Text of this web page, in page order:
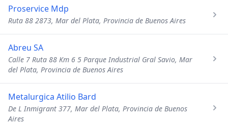
Proservice Mdp
Ruta 88 2873, Mar del Plata, Provincia de Buenos Aires
Abreu SA
Calle 7 Ruta 88 Km 6 5 Parque Industrial Gral Savio, Mar
del Plata, Provincia de Buenos Aires
Metalurgica Atilio Bard
De L Inmigrant 377, Mar del Plata, Provincia de Buenos
Aires